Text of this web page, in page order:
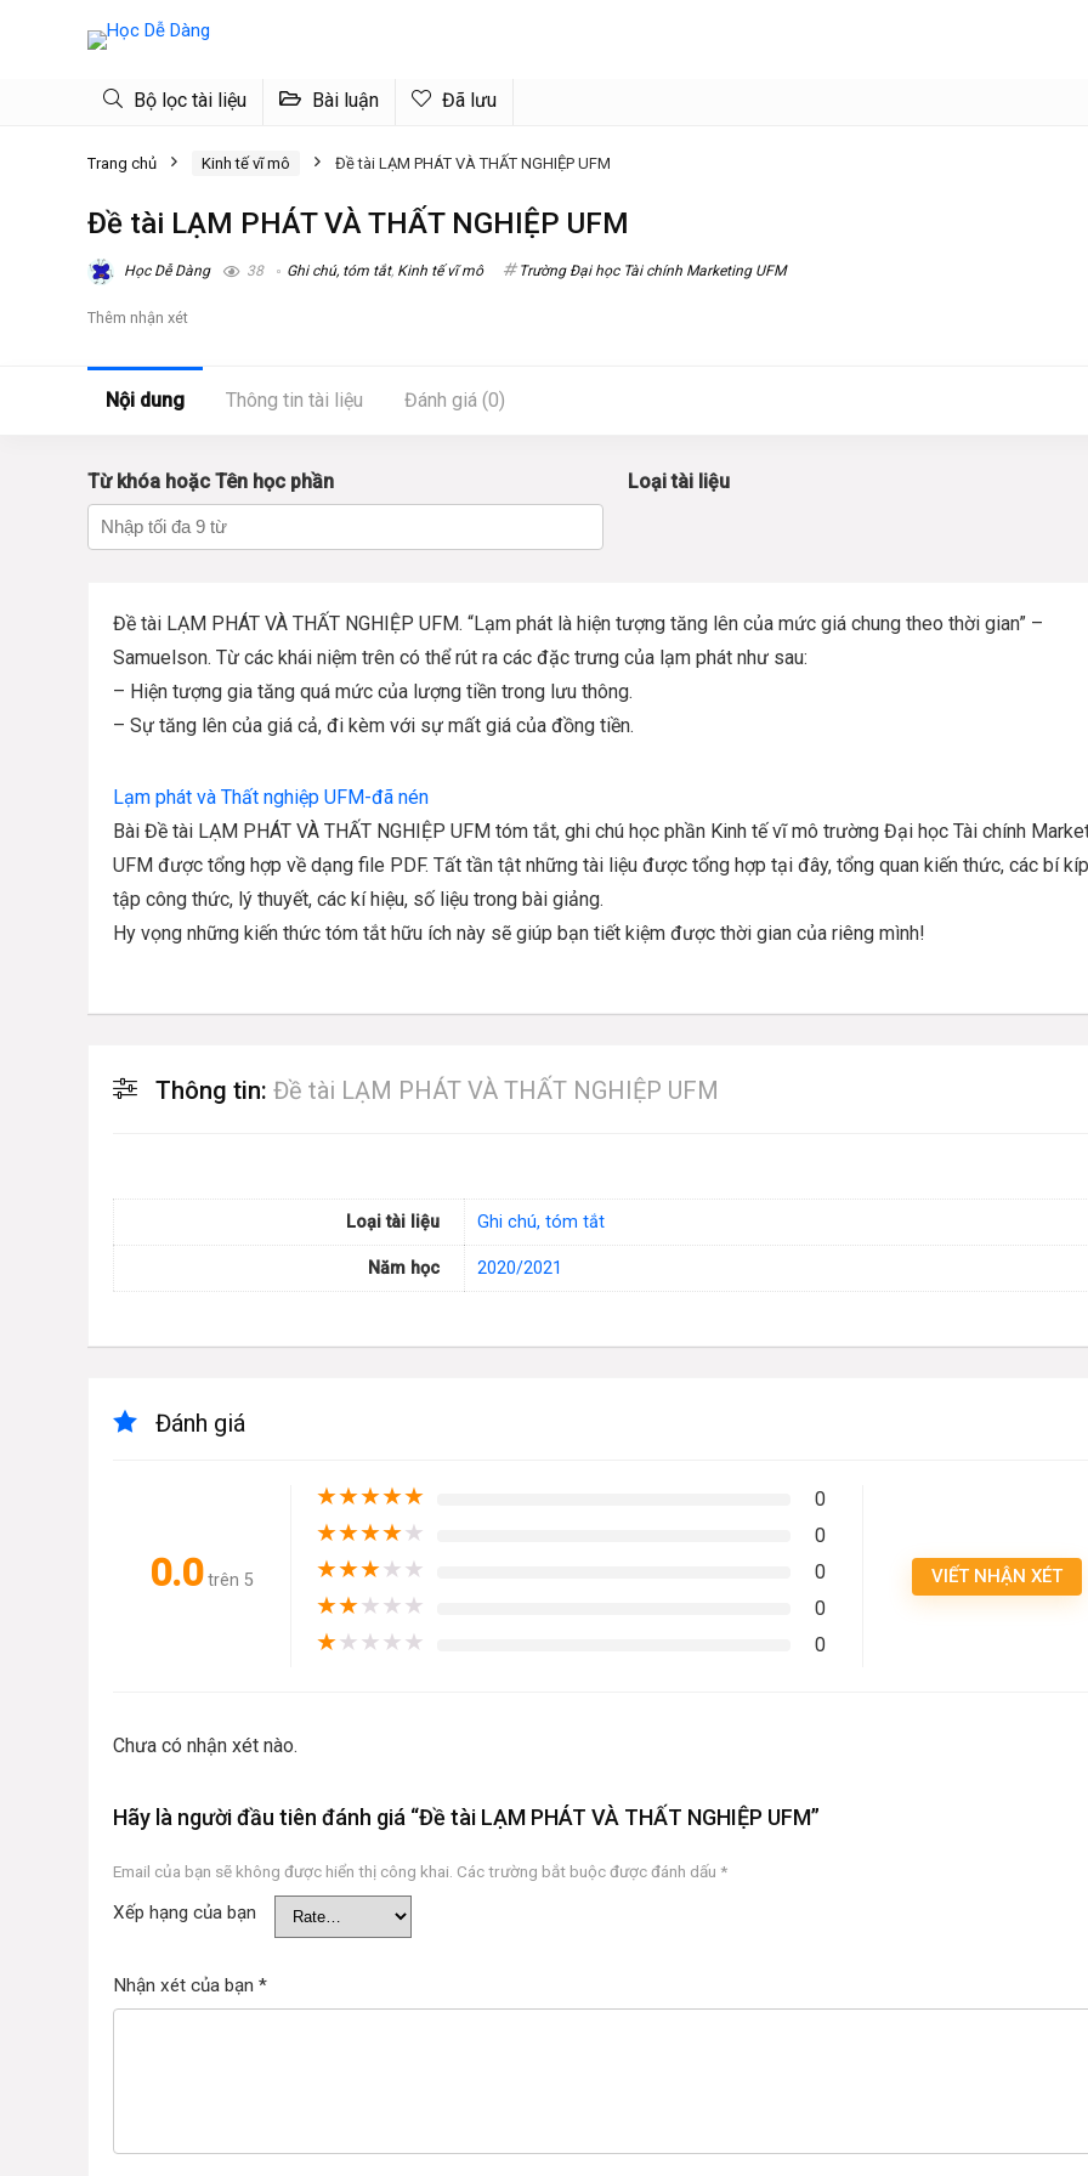
Bộ lọc tài liệu Bài luận Đã lưu
Trang chủ Kinh tế vĩ mô Đề tài LẠM PHÁT VÀ THẤT NGHIỆP UFM
Đề tài LẠM PHÁT VÀ THẤT NGHIỆP UFM
Học Dễ Dàng 38 Ghi chú, tóm tắt, Kinh tế vĩ mô Trường Đại học Tài chính Marketing UFM
Thêm nhận xét
Nội dung Thông tin tài liệu Đánh giá (0)
Từ khóa hoặc Tên học phần Loại tài liệu
Đề tài LẠM PHÁT VÀ THẤT NGHIỆP UFM. “Lạm phát là hiện tượng tăng lên của mức giá chung theo thời gian” –
Samuelson. Từ các khái niệm trên có thể rút ra các đặc trưng của lạm phát như sau:
– Hiện tượng gia tăng quá mức của lượng tiền trong lưu thông.
– Sự tăng lên của giá cả, đi kèm với sự mất giá của đồng tiền.
Lạm phát và Thất nghiệp UFM-đã nén
Bài Đề tài LẠM PHÁT VÀ THẤT NGHIỆP UFM tóm tắt, ghi chú học phần Kinh tế vĩ mô trường Đại học Tài chính
UFM được tổng hợp về dạng file PDF. Tất tần tật những tài liệu được tổng hợp tại đây, tổng quan kiến thức, các bí
tập công thức, lý thuyết, các kí hiệu, số liệu trong bài giảng.
Hy vọng những kiến thức tóm tắt hữu ích này sẽ giúp bạn tiết kiệm được thời gian của riêng mình!
Thông tin: Đề tài LẠM PHÁT VÀ THẤT NGHIỆP UFM
Loại tài liệu Ghi chú, tóm tắt
Năm học 2020/2021
Đánh giá
0.0 trên 5
★★★★★ 0
★★★★★ 0
★★★★★ 0
★★★★★ 0
★★★★★ 0
VIẾT NHẬN XÉT
Chưa có nhận xét nào.
Hãy là người đầu tiên đánh giá “Đề tài LẠM PHÁT VÀ THẤT NGHIỆP UFM”
Email của bạn sẽ không được hiển thị công khai. Các trường bắt buộc được đánh dấu *
Xếp hạng của bạn
Nhận xét của bạn *